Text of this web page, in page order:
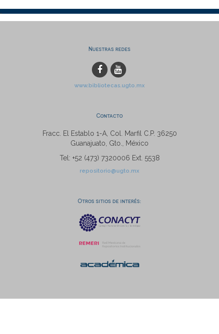
Nuestras redes
www.bibliotecas.ugto.mx
Contacto
Fracc. El Establo 1-A, Col. Marfil C.P. 36250
Guanajuato, Gto., México
Tel: +52 (473) 7320006 Ext. 5538
repositorio@ugto.mx
Otros sitios de interés: